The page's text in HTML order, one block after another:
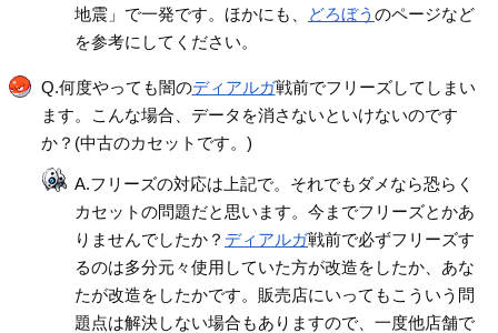
地震」で一発です。ほかにも、
どろぼうのページなど
を参考にしてください。
Q.何度やっても闇のディアルガ戦前でフリーズしてしまい
ます。こんな場合、データを消さないといけないのです
か？(中古のカセットです。)
A.フリーズの対応は上記で。それでもダメなら恐らく
カセットの問題だと思います。今までフリーズとかあ
りませんでしたか？ ディアルガ戦前で必ずフリーズす
るのは多分元々使用していた方が改造をしたか、あな
たが改造をしたかです。販売店にいってもこういう問
題点は解決しない場合もありますので、一度他店舗で